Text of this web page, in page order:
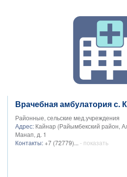
Врачебная амбулатория с.
Районные, сельские мед.учреждения
Адрес: Кайнар (Райымбекский район,
Манап, д. 1
Контакты: +7 (72779)... - показать